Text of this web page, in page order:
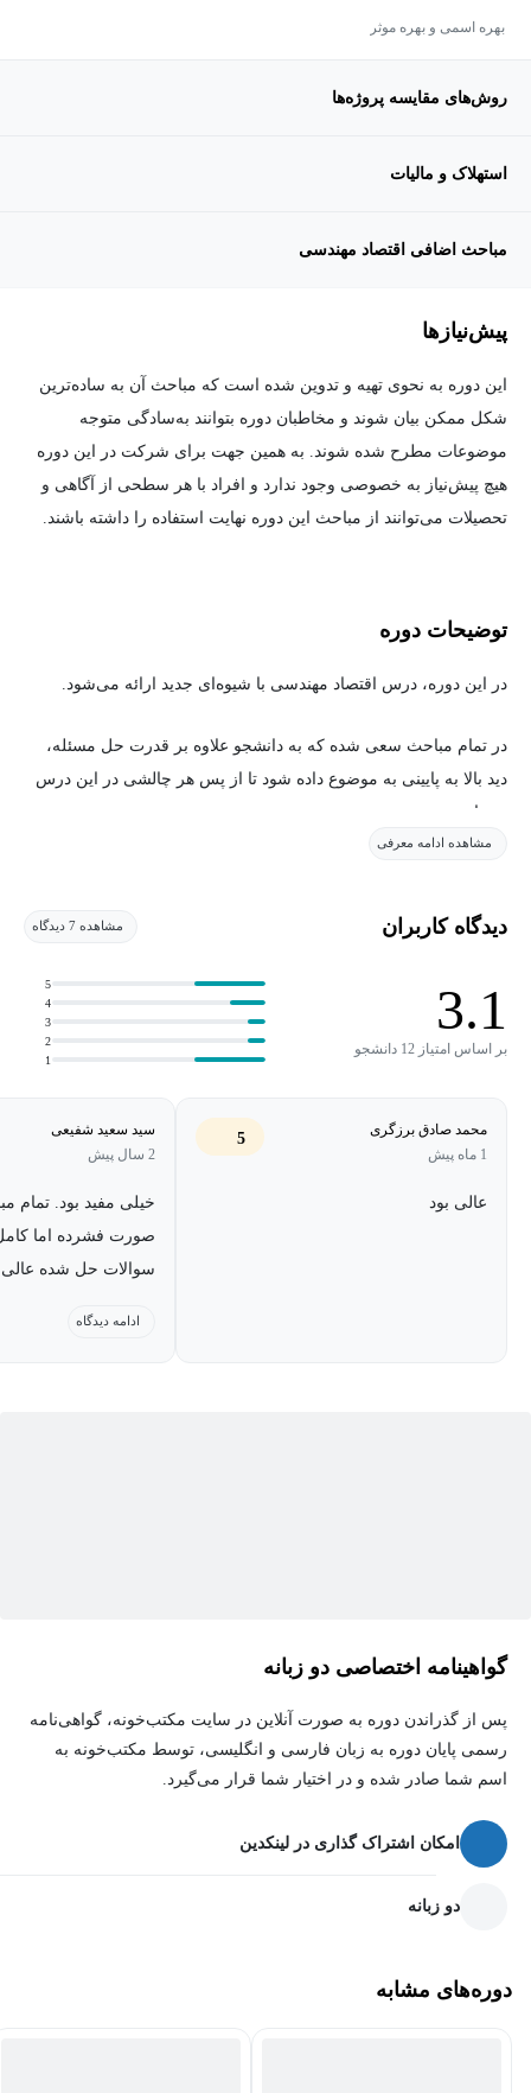
بهره اسمی و بهره موثر
روش‌های مقایسه پروژه‌ها
استهلاک و مالیات
مباحث اضافی اقتصاد مهندسی
پیش‌نیاز‌ها
این دوره به نحوی تهیه و تدوین شده است که مباحث آن به ساده‌ترین
شکل ممکن بیان شوند و مخاطبان دوره بتوانند به‌سادگی متوجه
موضوعات مطرح شده شوند. به همین جهت برای شرکت در این دوره
هیچ پیش‌نیاز به خصوصی وجود ندارد و افراد با هر سطحی از آگاهی و
تحصیلات می‌توانند از مباحث این دوره نهایت استفاده را داشته باشند.
توضیحات دوره
در این دوره، درس اقتصاد مهندسی با شیوه‌ای جدید ارائه می‌شود.
در تمام مباحث سعی شده که به دانشجو علاوه بر قدرت حل مسئله،
دید بالا به پایینی به موضوع داده شود تا از پس هر چالشی در این درس
بر بیاید.
روابط ریاضی بیان می‌شوند.
در آخر هم مسائلی برای تثبیت و تمرین مطالب قرار داده شده.
حین حل مسائل هم ایده‌های نو مطرح می‌شود که ذهن دانشجو نسبت
به مطالب فاعلیت داشته باشد.
مشاهده ادامه معرفی
دیدگاه کاربران مشاهده 7 دیدگاه
3.1
بر اساس امتیاز 12 دانشجو
1
2
3
4
5
محمد صادق برزگری
1 ماه پیش
5
عالی بود
سید سعید شفیعی
2 سال پیش
خیلی مفید بود. تمام
صورت فشرده اما
سوالات حل شده عالی
ادامه دیدگاه
گواهینامه اختصاصی دو زبانه
پس از گذراندن دوره به صورت آنلاین در سایت مکتب‌خونه، گواهی‌نامه
رسمی پایان دوره به زبان فارسی و انگلیسی، توسط مکتب‌خونه به
اسم شما صادر شده و در اختیار شما قرار می‌گیرد.
امکان اشتراک گذاری در لینکدین
دو زبانه
دوره‌های مشابه